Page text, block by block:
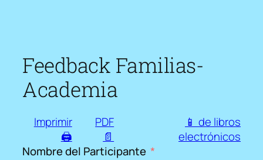
Feedback Familias-
Academia
Imprimir
🖨
PDF
📄
📱 de libros
electrónicos
Nombre del Participante